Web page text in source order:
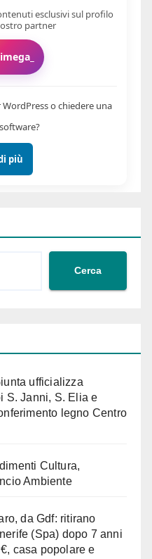
Cerca
ufficializza
S. Janni, S. Elia e
legno Centro
Cultura,
Ambiente
da Gdf: ritirano
(Spa) dopo 7 anni
casa popolare e
esclusivi sul profilo
partner
o chiedere una
più